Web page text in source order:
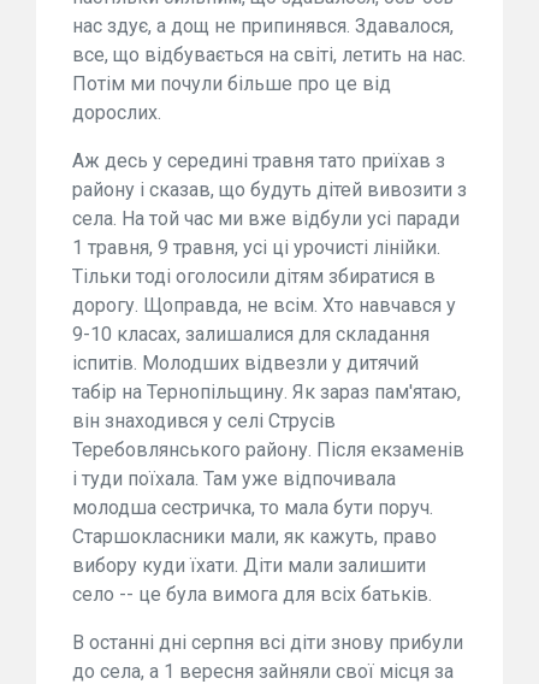
нас здує, а дощ не припинявся. Здавалося,
все, що відбувається на світі, летить на нас.
Потім ми почули більше про це від
дорослих.
Аж десь у середині травня тато приїхав з
району і сказав, що будуть дітей вивозити з
села. На той час ми вже відбули усі паради
1 травня, 9 травня, усі ці урочисті лінійки.
Тільки тоді оголосили дітям збиратися в
дорогу. Щоправда, не всім. Хто навчався у
9-10 класах, залишалися для складання
іспитів. Молодших відвезли у дитячий
табір на Тернопільщину. Як зараз пам'ятаю,
він знаходився у селі Струсів
Теребовлянського району. Після екзаменів
і туди поїхала. Там уже відпочивала
молодша сестричка, то мала бути поруч.
Старшокласники мали, як кажуть, право
вибору куди їхати. Діти мали залишити
село -- це була вимога для всіх батьків.
В останні дні серпня всі діти знову прибули
до села, а 1 вересня зайняли свої місця за